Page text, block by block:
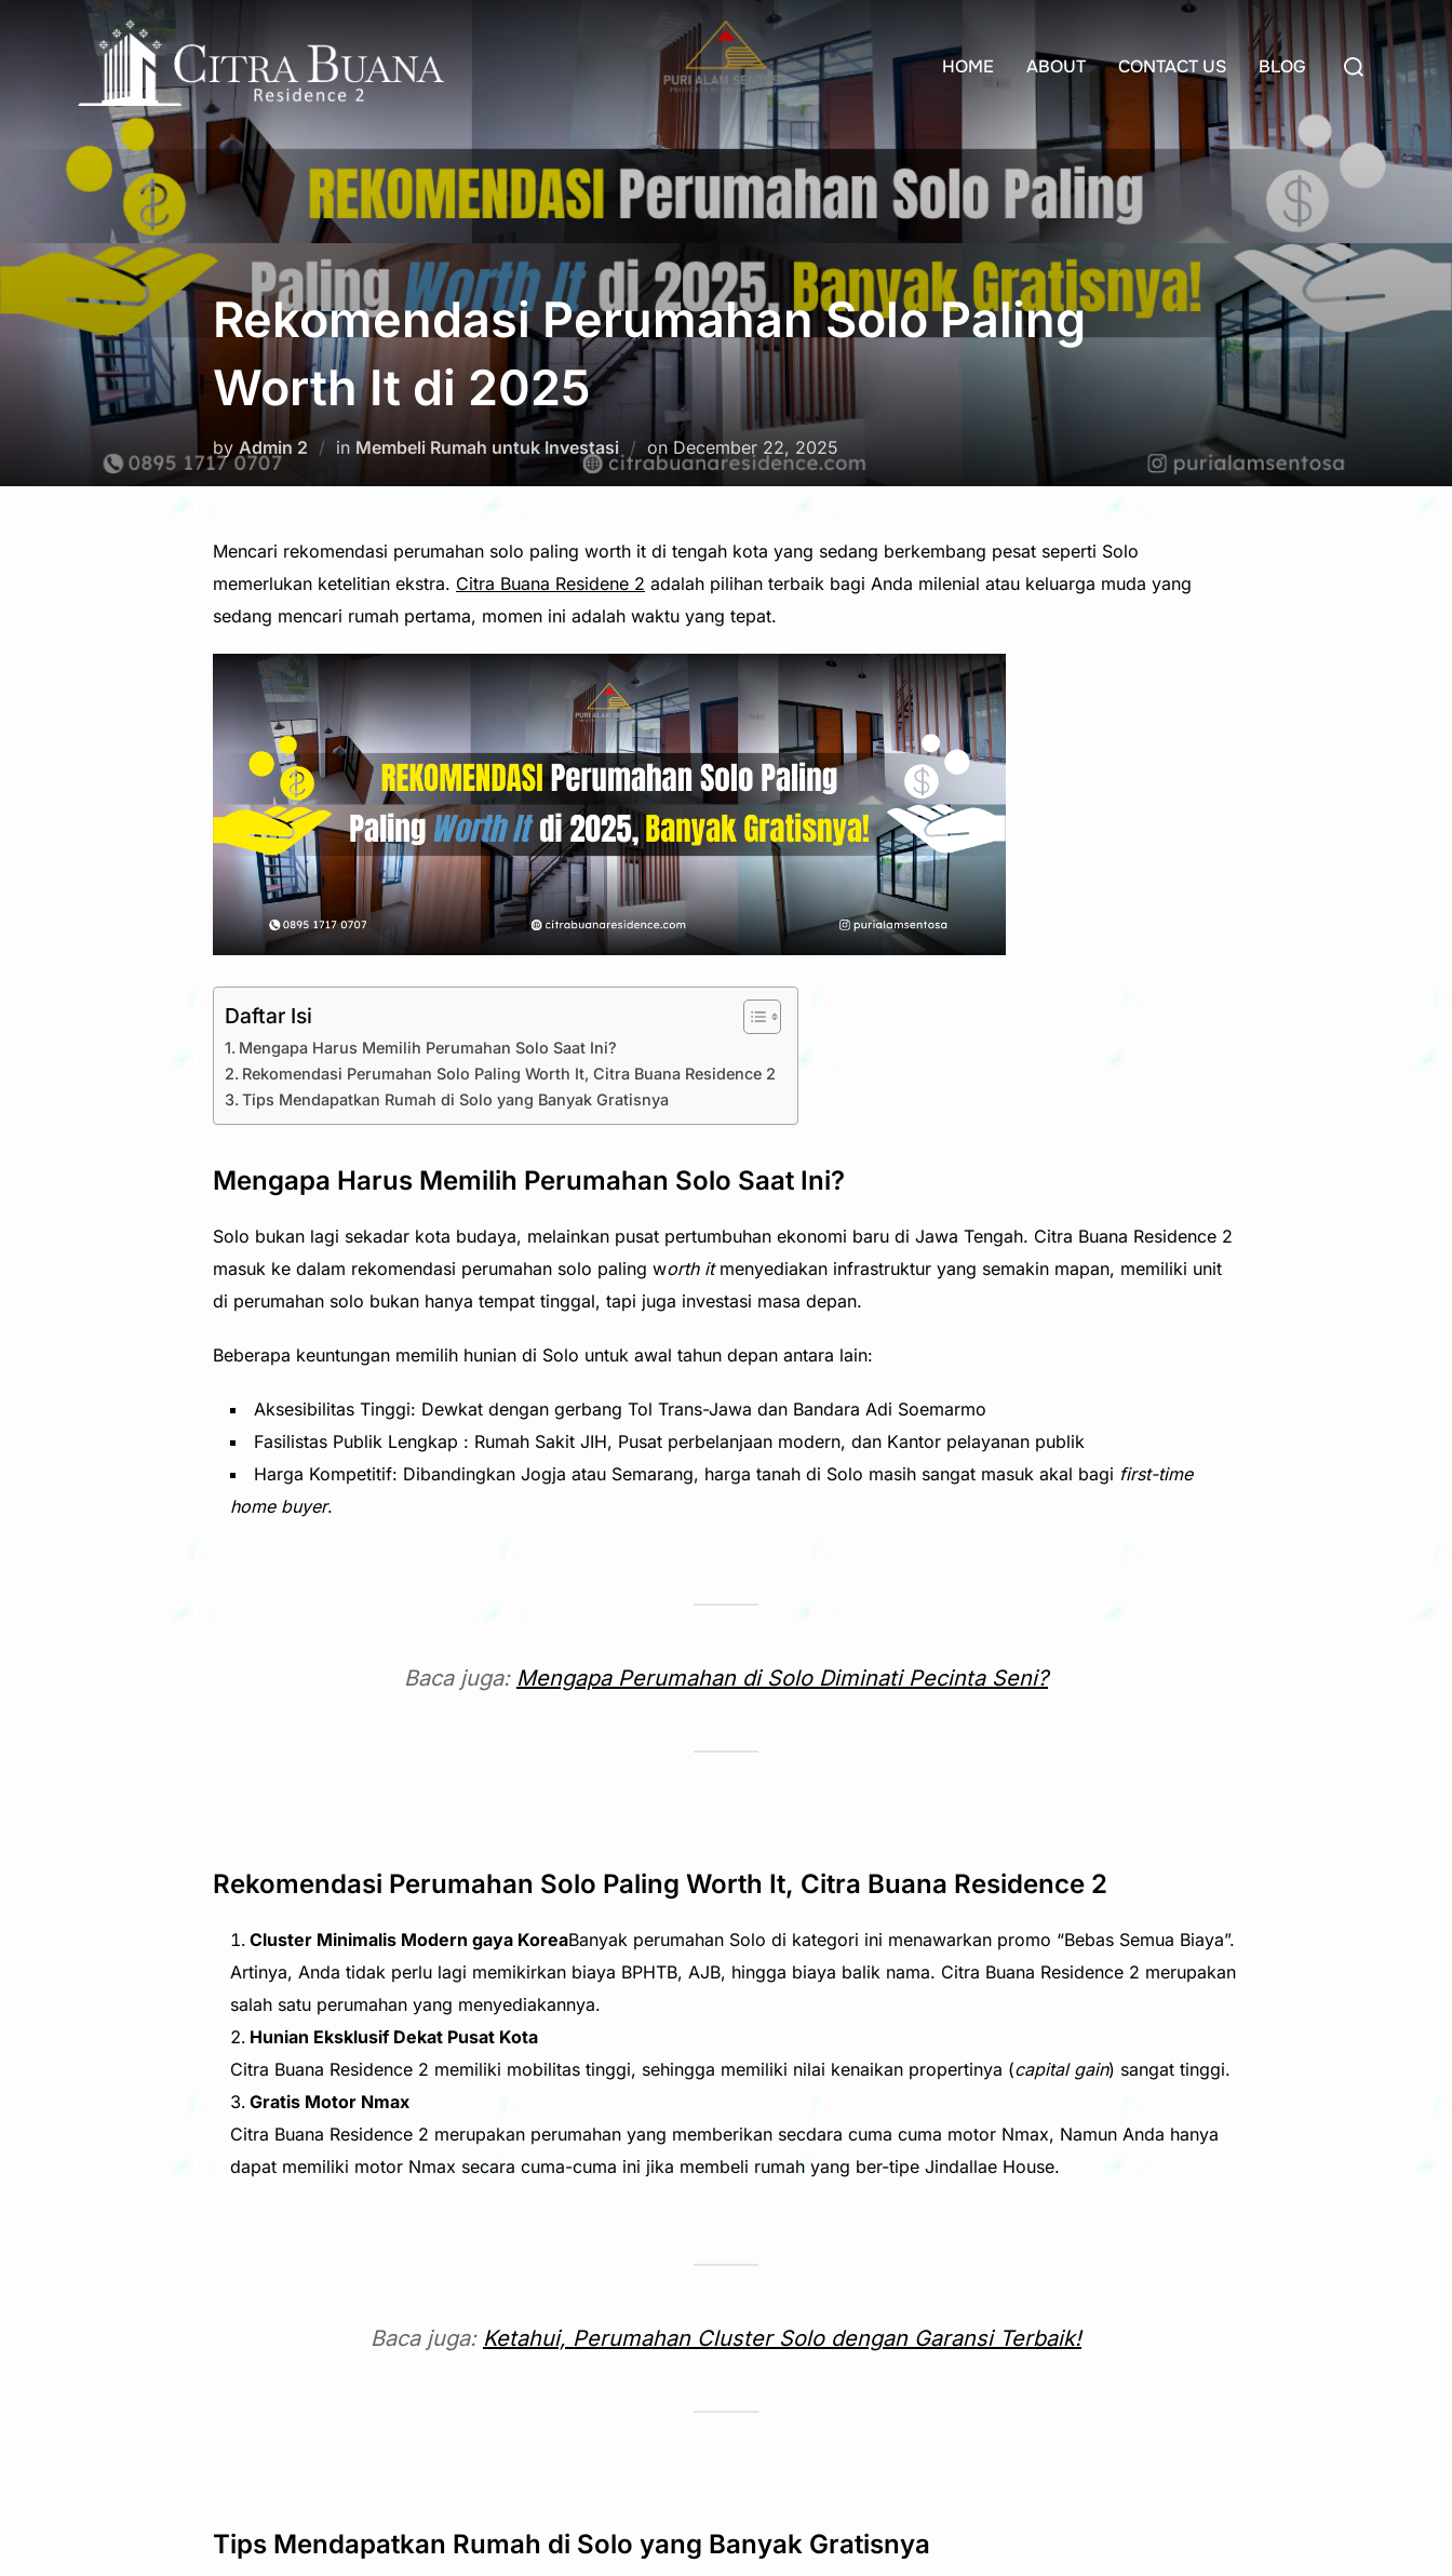
HOME ABOUT CONTACT US BLOG
Search
for:
Rekomendasi Perumahan Solo Paling
Worth It di 2025
by Admin 2 in Membeli Rumah untuk Investasi onPosted
on
December 22, 2025
Mencari rekomendasi perumahan solo paling worth it di tengah kota yang sedang berkembang pesat seperti Solo
memerlukan ketelitian ekstra. Citra Buana Residene 2 adalah pilihan terbaik bagi Anda milenial atau keluarga muda yang
sedang mencari rumah pertama, momen ini adalah waktu yang tepat.
Daftar Isi
Mengapa Harus Memilih Perumahan Solo Saat Ini?
Rekomendasi Perumahan Solo Paling Worth It, Citra Buana Residence 2
Tips Mendapatkan Rumah di Solo yang Banyak Gratisnya
Mengapa Harus Memilih Perumahan Solo Saat Ini?
Solo bukan lagi sekadar kota budaya, melainkan pusat pertumbuhan ekonomi baru di Jawa Tengah. Citra Buana Residence 2
masuk ke dalam rekomendasi perumahan solo paling worth itmenyediakan infrastruktur yang semakin mapan, memiliki unit
di perumahan solo bukan hanya tempat tinggal, tapi juga investasi masa depan.
Beberapa keuntungan memilih hunian di Solo untuk awal tahun depan antara lain:
Aksesibilitas Tinggi: Dewkat dengan gerbang Tol Trans-Jawa dan Bandara Adi Soemarmo
Fasilistas Publik Lengkap : Rumah Sakit JIH, Pusat perbelanjaan modern, dan Kantor pelayanan publik
Harga Kompetitif: Dibandingkan Jogja atau Semarang, harga tanah di Solo masih sangat masuk akal bagi first-time
home buyer.
Baca juga: Mengapa Perumahan di Solo Diminati Pecinta Seni?
Rekomendasi Perumahan Solo Paling Worth It, Citra Buana Residence 2
Cluster Minimalis Modern gaya KoreaBanyak perumahan Solo di kategori ini menawarkan promo “Bebas Semua Biaya”.
Artinya, Anda tidak perlu lagi memikirkan biaya BPHTB, AJB, hingga biaya balik nama. Citra Buana Residence 2 merupakan
salah satu perumahan yang menyediakannya.
Hunian Eksklusif Dekat Pusat Kota
Citra Buana Residence 2 memiliki mobilitas tinggi, sehingga memiliki nilai kenaikan propertinya (capital gain) sangat tinggi.
Gratis Motor Nmax
Citra Buana Residence 2 merupakan perumahan yang memberikan secdara cuma cuma motor Nmax, Namun Anda hanya
dapat memiliki motor Nmax secara cuma-cuma ini jika membeli rumah yang ber-tipe Jindallae House.
Baca juga: Ketahui, Perumahan Cluster Solo dengan Garansi Terbaik!
Tips Mendapatkan Rumah di Solo yang Banyak Gratisnya